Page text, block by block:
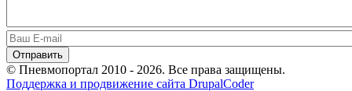
© Пневмопортал 2010 - 2026. Все права защищены.
Поддержка и продвижение сайта DrupalCoder